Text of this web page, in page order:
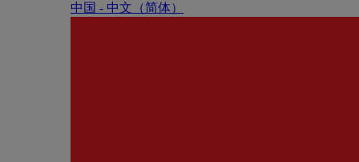
中国 - 中⽂（简体）